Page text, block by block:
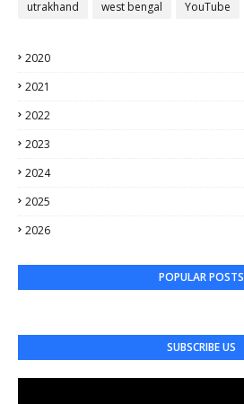
utrakhand west bengal YouTube
2020
2021
2022
2023
2024
2025
2026
POPULAR POSTS
SUBSCRIBE US